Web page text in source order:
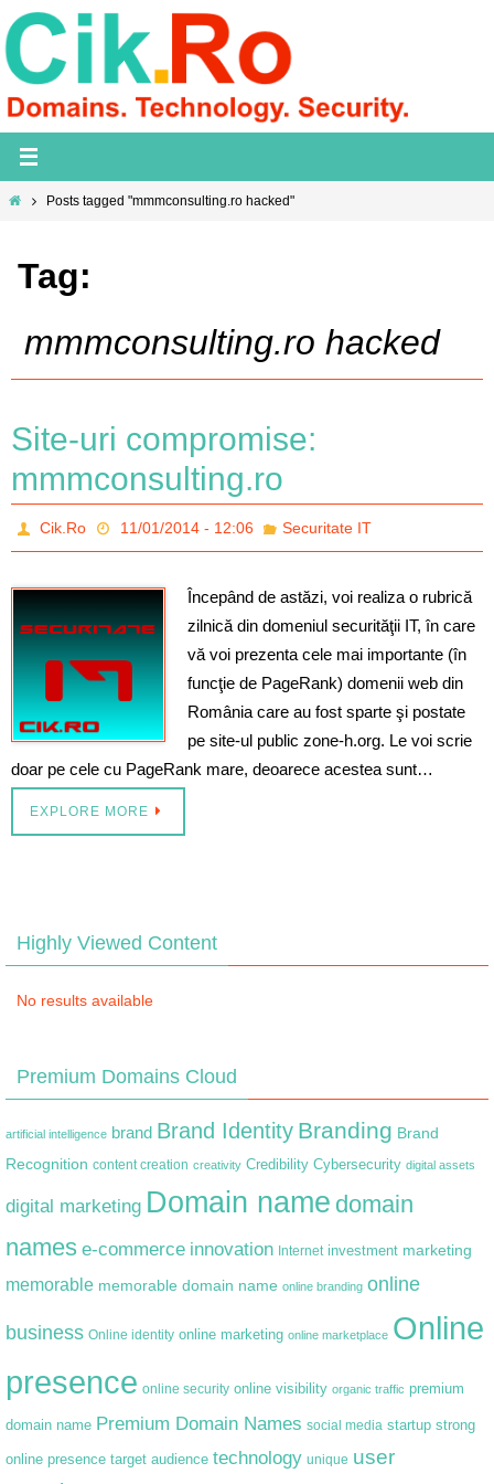
Skip
to
content
HomePosts tagged "mmmconsulting.ro hacked"
Tag:
mmmconsulting.ro hacked
Site-uri compromise:
mmmconsulting.ro
Cik.Ro 11/01/2014 - 12:06 Securitate IT
Începând de astăzi, voi realiza o rubrică
zilnică din domeniul securităţii IT, în care
vă voi prezenta cele mai importante (în
funcţie de PageRank) domenii web din
România care au fost sparte şi postate
pe site-ul public zone-h.org. Le voi scrie
doar pe cele cu PageRank mare, deoarece acestea sunt…
EXPLORE MORE
Highly Viewed Content
No results available
Premium Domains Cloud
artificial intelligence brand Brand Identity Branding Brand
Recognition content creation creativity Credibility Cybersecurity digital assets
digital marketing Domain name domain
names e-commerce innovation Internet investment marketing
memorable memorable domain name online branding online
business Online identity online marketing online marketplace Online
presence online security online visibility organic traffic premium
domain name Premium Domain Names social media startup strong
online presence target audience technology unique user